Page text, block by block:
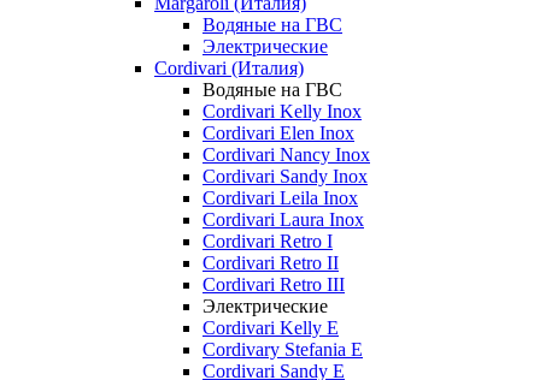
Водяные на ГВС
Электрические
Cordivari (Италия)
Водяные на ГВС
Cordivari Kelly Inox
Cordivari Elen Inox
Cordivari Nancy Inox
Cordivari Sandy Inox
Cordivari Leila Inox
Cordivari Laura Inox
Cordivari Retro I
Cordivari Retro II
Cordivari Retro III
Электрические
Cordivari Kelly E
Cordivary Stefania E
Cordivari Sandy E